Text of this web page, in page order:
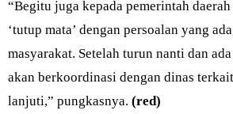
“Begitu juga kepada pemerintah
‘tutup mata’ dengan persoalan yang
masyarakat. Setelah turun nanti dan
akan berkoordinasi dengan dinas
lanjuti,” pungkasnya. (red)